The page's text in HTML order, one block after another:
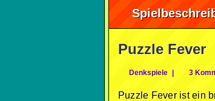
Puzzle Fever
Denkspiele | 3
Puzzle Fever ist ein